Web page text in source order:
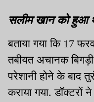
सलीम खान को हुआ
बताया गया कि 17
तबीयत अचानक
परेशानी होने के बाद
कराया गया. डॉक्टरों